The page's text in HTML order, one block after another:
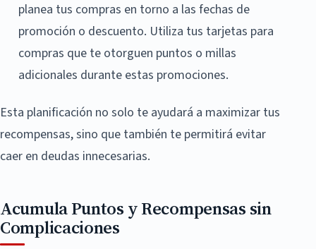
planea tus compras en torno a las fechas de
promoción o descuento. Utiliza tus tarjetas para
compras que te otorguen puntos o millas
adicionales durante estas promociones.
Esta planificación no solo te ayudará a maximizar tus
recompensas, sino que también te permitirá evitar
caer en deudas innecesarias.
Acumula Puntos y Recompensas sin
Complicaciones